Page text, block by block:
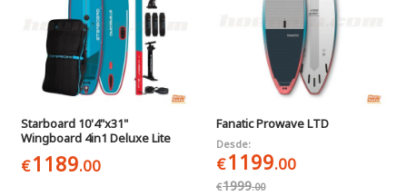
Starboard 10'4"x31"
Wingboard 4in1 Deluxe Lite
€1189.00
Fanatic Prowave LTD
Desde:
€1199.00
€1999.00